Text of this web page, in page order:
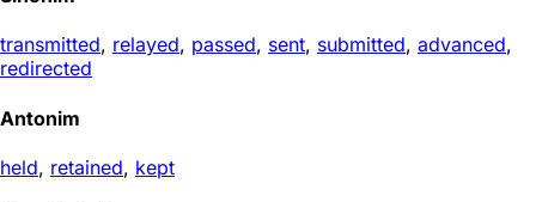
transmitted, relayed, passed, sent, submitted, advanced,
redirected
Antonim
held, retained, kept